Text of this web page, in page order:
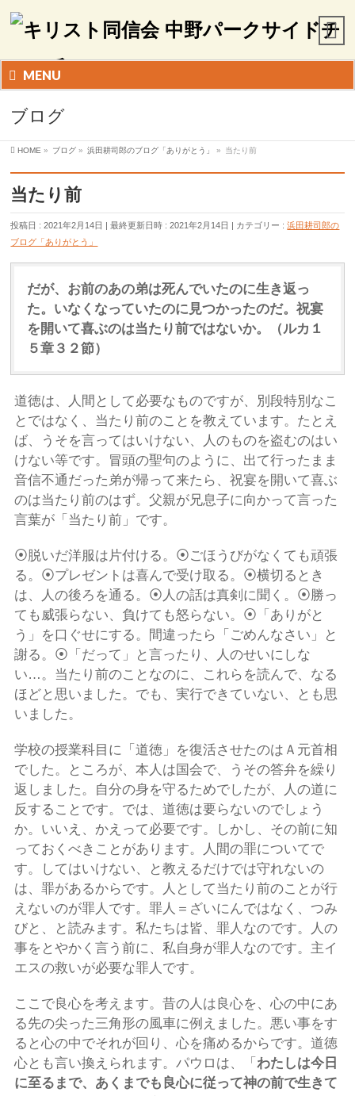
MENU
ブログ
HOME » ブログ » 浜田耕司郎のブログ「ありがとう」 » 当たり前
当たり前
投稿日 : 2021年2月14日 最終更新日時 : 2021年2月14日 カテゴリー :浜田耕司郎の
ブログ「ありがとう」
だが、お前のあの弟は死んでいたのに生き返っ
た。いなくなっていたのに見つかったのだ。祝宴
を開いて喜ぶのは当たり前ではないか。（ルカ１
５章３２節）
道徳は、人間として必要なものですが、別段特別なこ
とではなく、当たり前のことを教えています。たとえ
ば、うそを言ってはいけない、人のものを盗むのはい
けない等です。冒頭の聖句のように、出て行ったまま
音信不通だった弟が帰って来たら、祝宴を開いて喜ぶ
のは当たり前のはず。父親が兄息子に向かって言った
言葉が「当たり前」です。
⦿脱いだ洋服は片付ける。⦿ごほうびがなくても頑張
る。⦿プレゼントは喜んで受け取る。⦿横切るとき
は、人の後ろを通る。⦿人の話は真剣に聞く。⦿勝っ
ても威張らない、負けても怒らない。⦿「ありがと
う」を口ぐせにする。間違ったら「ごめんなさい」と
謝る。⦿「だって」と言ったり、人のせいにしな
い…。当たり前のことなのに、これらを読んで、なる
ほどと思いました。でも、実行できていない、とも思
いました。
学校の授業科目に「道徳」を復活させたのはＡ元首相
でした。ところが、本人は国会で、うその答弁を繰り
返しました。自分の身を守るためでしたが、人の道に
反することです。では、道徳は要らないのでしょう
か。いいえ、かえって必要です。しかし、その前に知
っておくべきことがあります。人間の罪についてで
す。してはいけない、と教えるだけでは守れないの
は、罪があるからです。人として当たり前のことが行
えないのが罪人です。罪人＝ざいにんではなく、つみ
びと、と読みます。私たちは皆、罪人なのです。人の
事をとやかく言う前に、私自身が罪人なのです。主イ
エスの救いが必要な罪人です。
ここで良心を考えます。昔の人は良心を、心の中にあ
る先の尖った三角形の風車に例えました。悪い事をす
ると心の中でそれが回り、心を痛めるからです。道徳
心とも言い換えられます。パウロは、「わたしは今日
に至るまで、あくまでも良心に従って神の前で生きて